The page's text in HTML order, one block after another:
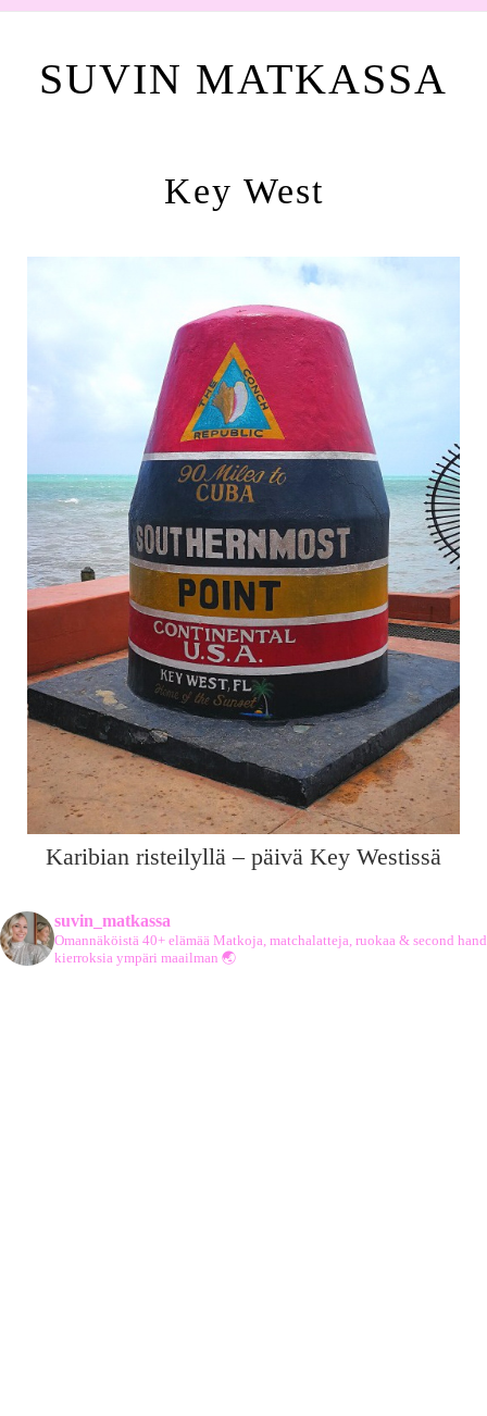
SUVIN MATKASSA
Key West
Karibian risteilyllä – päivä Key Westissä
suvin_matkassa
Omannäköistä 40+ elämää Matkoja, matchalatteja, ruokaa & second hand
kierroksia ympäri maailman 🌏